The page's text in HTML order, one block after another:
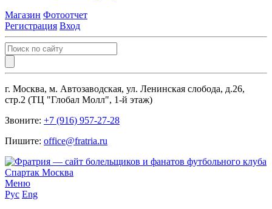
Магазин Фотоотчет
Регистрация Вход
г. Москва, м. Автозаводская, ул. Ленинская слобода, д.26,
стр.2 (ТЦ "Глобал Молл", 1-й этаж)
Звоните: +7 (916) 957-27-28
Пишите: office@fratria.ru
Меню
Рус Eng